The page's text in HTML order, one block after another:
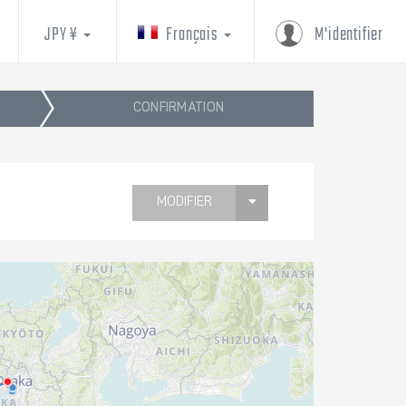
M'identifier
Français
JPY ¥
CONFIRMATION
MODIFIER